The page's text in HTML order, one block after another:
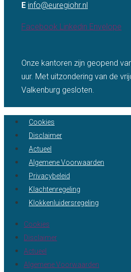
E info@euregiohr.nl
Facebook Linkedin Envelope
Onze kantoren zijn geopend
uur. Met uitzondering van de
Valkenburg gesloten.
Cookies
Disclaimer
Actueel
Algemene Voorwaarden
Privacybeleid
Klachtenregeling
Klokkenluidersregeling
Cookies
Disclaimer
Actueel
Algemene Voorwaarden